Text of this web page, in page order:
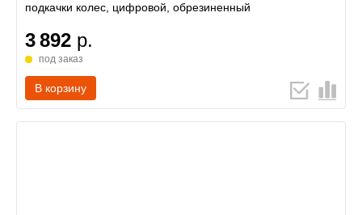
подкачки колес, цифровой, обрезиненный
3 892 р.
под заказ
В корзину